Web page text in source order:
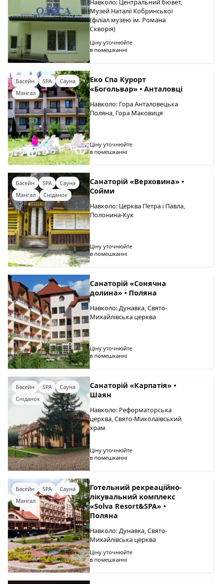
Навколо: Центральний бювет,
Музей Наталії Кобринської
(філіал музею ім. Романа
Скворія)
Ціну уточнюйте
в помешканні
Басейн SPA
Сауна
Мангал
Еко Спа Курорт
«Богольвар» • Анталовці
Навколо: Гора Анталовецька
Поляна, Гора Маковиця
Ціну уточнюйте
в помешканні
Басейн SPA
Сауна
Мангал
Сніданок
Санаторій «Верховина» •
Сойми
Навколо: Церква Петра і Павла,
Полонина-Кук
Ціну уточнюйте
в помешканні
Санаторій «Сонячна
долина» • Поляна
Навколо: Дунавка, Свято-
Михайлівська церква
Ціну уточнюйте
в помешканні
Басейн SPA
Сауна
Сніданок
Санаторій «Карпатія» •
Шаян
Навколо: Реформаторська
церква, Свято-Миколаївський
храм
Ціну уточнюйте
в помешканні
Басейн SPA
Сауна
Мангал
Готельний рекреаційно-
лікувальний комплекс
«Solva Resort&SPA» •
Поляна
Навколо: Дунавка, Свято-
Михайлівська церква
Ціну уточнюйте
в помешканні